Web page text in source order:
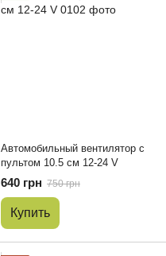
Автомобильный вентилятор с
пультом 10.5 см 12-24 V
640 грн 750 грн
Купить